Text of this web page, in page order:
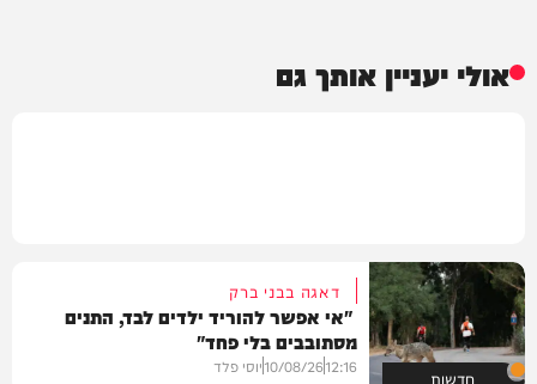
אולי יעניין אותך גם
חדשות
דאגה בבני ברק
"אי אפשר להוריד ילדים לבד, התנים
מסתובבים בלי פחד"
12:16
10/08/26יוסי פלד